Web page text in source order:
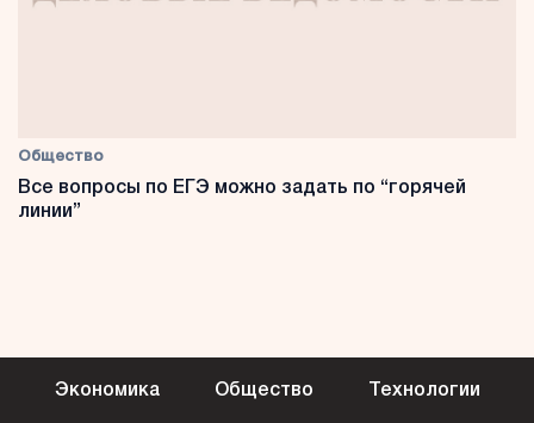
Общество
Все вопросы по ЕГЭ можно задать по “горячей
линии”
Экономика Общество Технологии